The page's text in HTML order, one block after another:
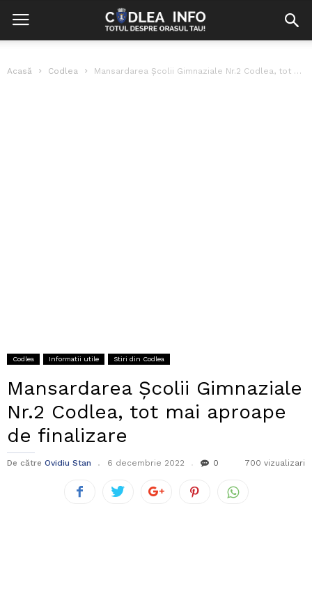
Acasă Codlea Mansardarea Școlii Gimnaziale Nr.2 Codlea, tot mai aproape de finalizare
Codlea Informatii utile Stiri din Codlea
Mansardarea Școlii Gimnaziale
Nr.2 Codlea, tot mai aproape
de finalizare
De către Ovidiu Stan 6 decembrie 2022 0 700 vizualizari